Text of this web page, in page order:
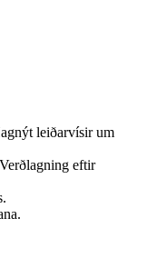
leiðarvísir um
eftir